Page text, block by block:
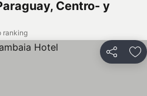
Centro- y
ranking
Compartir